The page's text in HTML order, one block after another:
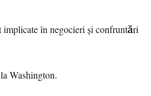
în negocieri și confruntări
Washington.